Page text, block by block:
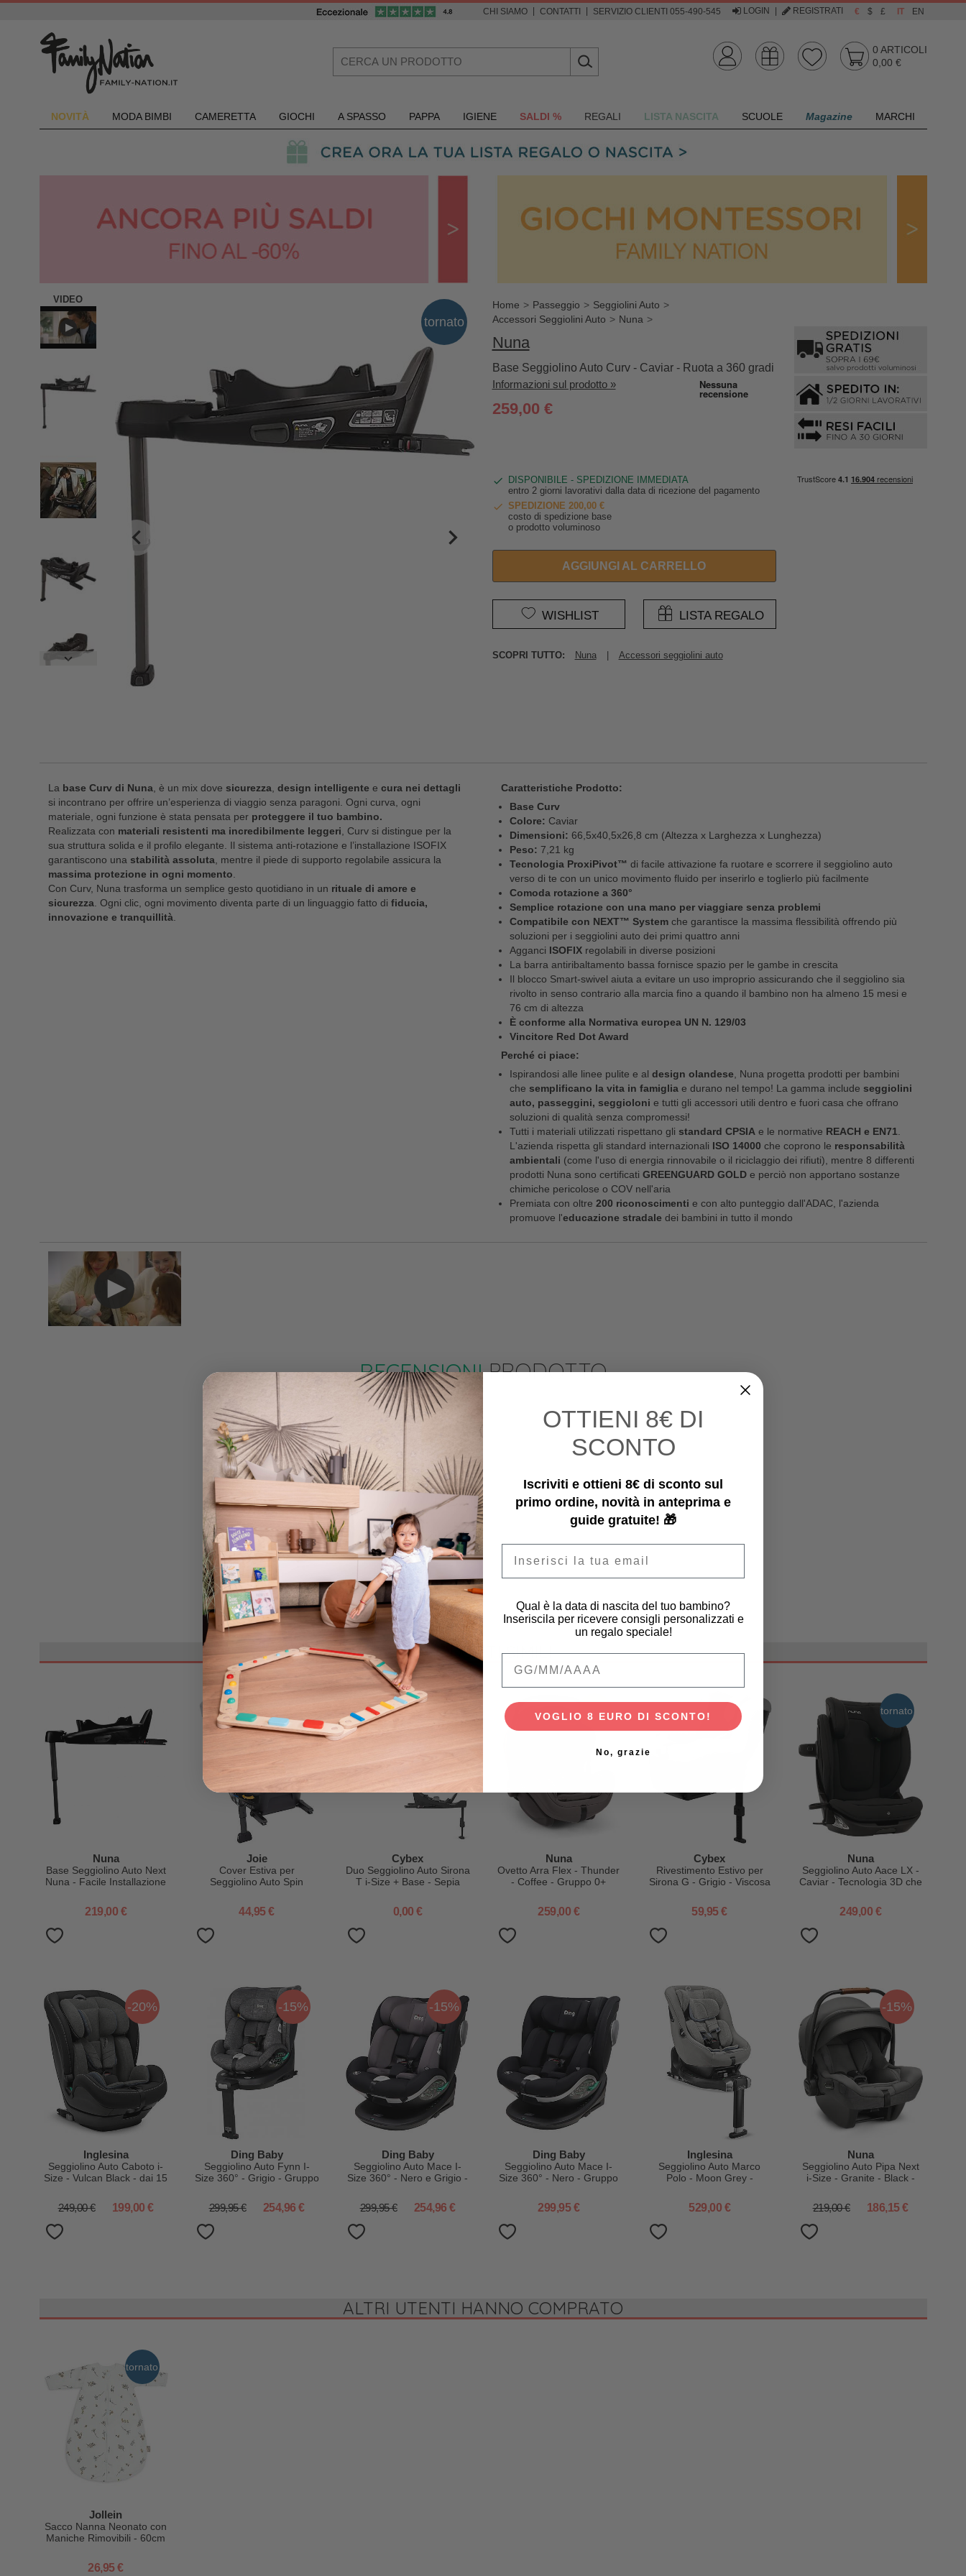
CHI SIAMO CONTATTI SERVIZIO CLIENTI 055-490-545 LOGIN REGISTRATI € $ £ IT EN
0 ARTICOLI
0,00 €
NOVITÀ MODA BIMBI CAMERETTA GIOCHI A SPASSO PAPPA IGIENE SALDI % REGALI LISTA NASCITA SCUOLE Magazine MARCHI
VIDEO
tornato
Home Passeggio
Seggiolini Auto
Accessori Seggiolini Auto
Nuna
Nuna
Base Seggiolino Auto Curv - Caviar - Ruota a 360 gradi
Informazioni sul prodotto »
259,00 €
DISPONIBILE - SPEDIZIONE IMMEDIATA
entro 2 giorni lavorativi dalla data di ricezione del pagamento
SPEDIZIONE 200,00 €
costo di spedizione base
o prodotto voluminoso
AGGIUNGI AL CARRELLO
WISHLIST LISTA REGALO
SCOPRI TUTTO: Nuna | Accessori seggiolini auto
La base Curv di Nuna , è un mix dove sicurezza design intelligente e cura nei dettagli
si incontrano per offrire un’esperienza di viaggio senza paragoni. Ogni curva, ogni
materiale, ogni funzione è stata pensata per proteggere il tuo bambino.
Realizzata con materiali resistenti ma incredibilmente leggeri , Curv si distingue per la
sua struttura solida e il profilo elegante. Il sistema anti-rotazione e l’installazione ISOFIX
garantiscono una stabilità assoluta , mentre il piede di supporto regolabile assicura la
massima protezione in ogni momento
Con Curv, Nuna trasforma un semplice gesto quotidiano in un rituale di amore e
sicurezza . Ogni clic, ogni movimento diventa parte di un linguaggio fatto di fiducia,
innovazione e tranquillità
Caratteristiche Prodotto:
Base Curv
Colore: Caviar
Dimensioni: 66,5x40,5x26,8 cm (Altezza x Larghezza x Lunghezza)
Peso: 7,21 kg
Tecnologia ProxiPivot™ di facile attivazione fa ruotare e scorrere il seggiolino auto
verso di te con un unico movimento fluido per inserirlo e toglierlo più facilmente
Comoda rotazione a 360°
Semplice rotazione con una mano per viaggiare senza problemi
Compatibile con NEXT™ Systemche garantisce la massima flessibilità offrendo più
soluzioni per i seggiolini auto dei primi quattro anni
Agganci ISOFIXregolabili in diverse posizioni
La barra antiribaltamento bassa fornisce spazio per le gambe in crescita
Il blocco Smart-swivel aiuta a evitare un uso improprio assicurando che il seggiolino sia
rivolto in senso contrario alla marcia fino a quando il bambino non ha almeno 15 mesi e
76 cm di altezza
È conforme alla Normativa europea UN N. 129/03
Vincitore Red Dot Award
Perché ci piace:
Ispirandosi alle linee pulite e al design olandese , Nuna progetta prodotti per bambini
che semplificano la vita in famiglia e durano nel tempo! La gamma include seggiolini
auto, passeggini, seggioloni e tutti gli accessori utili dentro e fuori casa che offrano
soluzioni di qualità senza compromessi!
Tutti i materiali utilizzati rispettano gli standard CPSIA e le normative REACH e EN71
L'azienda rispetta gli standard internazionali ISO 14000 che coprono le responsabilità
ambientali (come l'uso di energia rinnovabile o il riciclaggio dei rifiuti), mentre 8 differenti
prodotti Nuna sono certificati GREENGUARD GOLDe perciò non apportano sostanze
chimiche pericolose o COV nell'aria
Premiata con oltre 200 riconoscimenti e con alto punteggio dall'ADAC, l'azienda
promuove l'educazione stradale dei bambini in tutto il mondo
RECENSIONIPRODOTTO
PRODOTTI SIMILI
Nuna
Base Seggiolino Auto Next
Nuna - Facile Installazione
Compatibile con Tutti i
Prodotti Next System - dai
219,00 €
Joie
Cover Estiva per
Seggiolino Auto Spin
44,95 €
Cybex
Duo Seggiolino Auto Sirona
T i-Size + Base - Sepia
0,00 €
novità
Nuna
Ovetto Arra Flex - Thunder
- Coffee - Gruppo 0+
259,00 €
Cybex
Rivestimento Estivo per
Sirona G - Grigio - Viscosa
59,95 €
tornato
Nuna
Seggiolino Auto Aace LX -
Caviar - Tecnologia 3D che
249,00 €
-20%
Inglesina
Seggiolino Auto Caboto i-
Size - Vulcan Black - dai 15
249,00 € 199,00 €
-15%
Ding Baby
Seggiolino Auto Fynn I-
Size 360° - Grigio - Gruppo
299,95 € 254,96 €
-15%
Ding Baby
Seggiolino Auto Mace I-
Size 360° - Nero e Grigio -
299,95 € 254,96 €
Ding Baby
Seggiolino Auto Mace I-
Size 360° - Nero - Gruppo
299,95 €
Inglesina
Seggiolino Auto Marco
Polo - Moon Grey -
Nascita Fino a 4 Anni
529,00 €
-15%
Nuna
Seggiolino Auto Pipa Next
i-Size - Granite - Black -
Gruppo 0+
219,00 € 186,15 €
ALTRI UTENTI HANNO COMPRATO
tornato
Jollein
Sacco Nanna Neonato con
Maniche Rimovibili - 60cm
1
26,95 €
OTTIENI 8€ DI
SCONTO
Iscriviti e ottieni 8€ di sconto sul
primo ordine, novità in anteprima e
guide gratuite! 🎁
Qual è la data di nascita del tuo bambino?
Inseriscila per ricevere consigli personalizzati e
un regalo speciale!
Qual è la data di nascita del tuo bambino?
VOGLIO 8 EURO DI SCONTO!
No, grazie